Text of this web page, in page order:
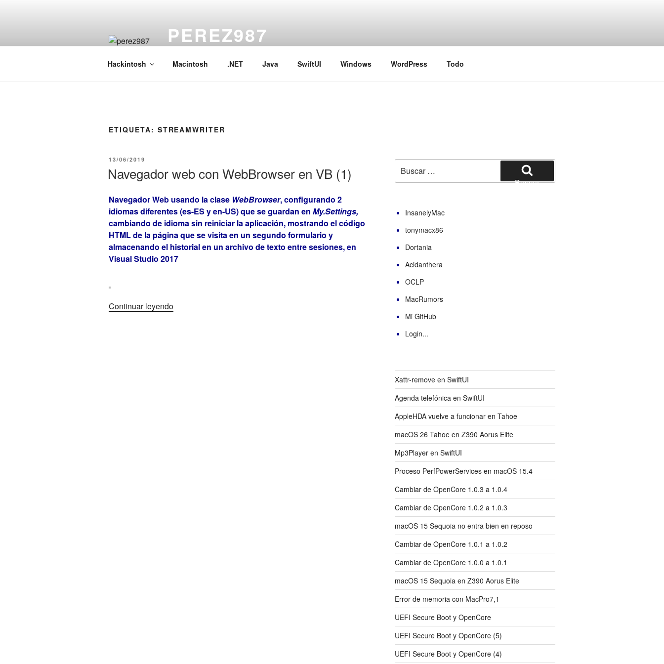
PEREZ987
Hackintosh Macintosh .NET Java SwiftUI Windows WordPress Todo
ETIQUETA: STREAMWRITER
PUBLICADO
13/06/2019
Navegador web con WebBrowser en VB (1)
Navegador Web usando la clase WebBrowser, configurando 2
idiomas diferentes (es-ES y en-US) que se guardan en My.Settings,
cambiando de idioma sin reiniciar la aplicación, mostrando el código
HTML de la página que se visita en un segundo formulario y
almacenando el historial en un archivo de texto entre sesiones, en
Visual Studio 2017
Continuar leyendo«Navegador
por:
Buscar
InsanelyMac
tonymacx86
Dortania
Acidanthera
OCLP
MacRumors
Mi GitHub
Login...
Xattr-remove en SwiftUI
Agenda telefónica en SwiftUI
AppleHDA vuelve a funcionar en Tahoe
macOS 26 Tahoe en Z390 Aorus Elite
Mp3Player en SwiftUI
Proceso PerfPowerServices en macOS 15.4
Cambiar de OpenCore 1.0.3 a 1.0.4
Cambiar de OpenCore 1.0.2 a 1.0.3
macOS 15 Sequoia no entra bien en reposo
Cambiar de OpenCore 1.0.1 a 1.0.2
Cambiar de OpenCore 1.0.0 a 1.0.1
macOS 15 Sequoia en Z390 Aorus Elite
Error de memoria con MacPro7,1
UEFI Secure Boot y OpenCore
UEFI Secure Boot y OpenCore (5)
UEFI Secure Boot y OpenCore (4)